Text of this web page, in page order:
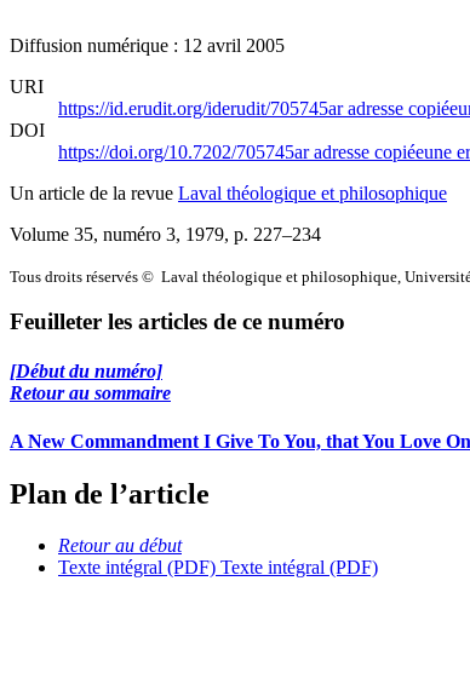
Diffusion numérique : 12 avril 2005
URI
https://id.erudit.org/iderudit/705745aradresse copiée
DOI
https://doi.org/10.7202/705745aradresse copiéeune
Un article de la revue Laval théologique et philosophique
Volume 35, numéro 3, 1979, p. 227–234
Tous droits réservés © Laval théologique et philosophique,
Feuilleter les articles de ce numéro
[Début du numéro]
Retour au sommaire
A New Commandment I Give To You, that You Love
Plan de l’article
Retour au début
Texte intégral (PDF) Texte intégral (PDF)